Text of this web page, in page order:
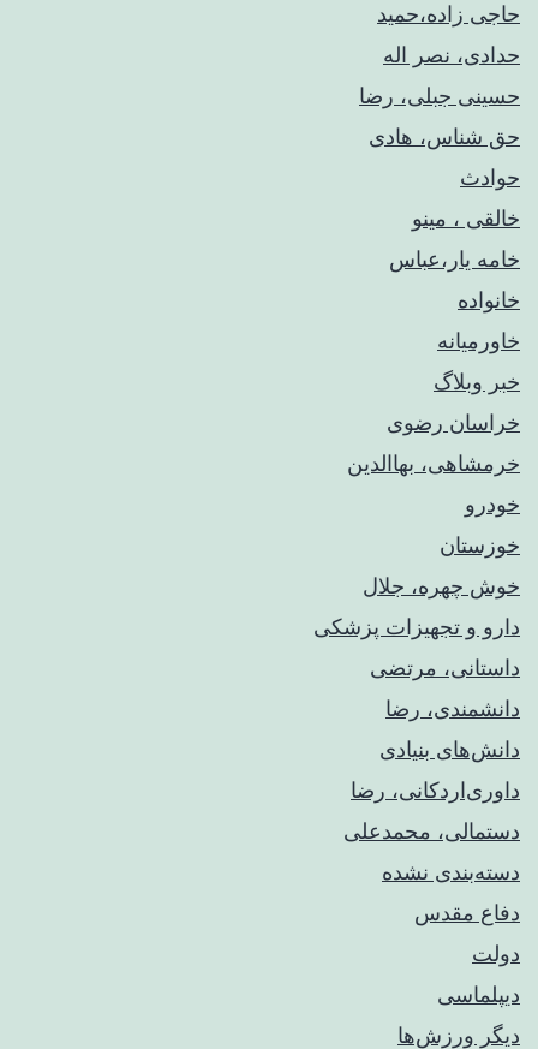
حاجی زاده،حمید
حدادی، نصر اله
حسینی جبلی، رضا
حق شناس، هادی
حوادث
خالقی ، مینو
خامه یار،عباس
خانواده
خاورمیانه
خبر وبلاگ
خراسان رضوی
خرمشاهی، بهاالدین
خودرو
خوزستان
خوش چهره، جلال
دارو و تجهیزات پزشکی
داستانی، مرتضی
دانشمندی، رضا
دانش‌های بنیادی
داوری‌اردکانی، رضا
دستمالی، محمدعلی
دسته‌بندی نشده
دفاع مقدس
دولت
دیپلماسی
دیگر ورزش‌ها